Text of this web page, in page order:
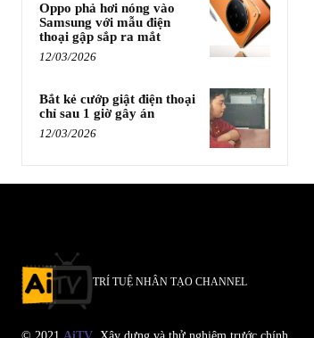
Oppo phả hơi nóng vào
Samsung với mẫu điện
thoại gập sắp ra mắt
12/03/2026
Bắt kẻ cướp giật điện thoại
chỉ sau 1 giờ gây án
12/03/2026
TRÍ TUỆ NHÂN TẠO CHANNEL